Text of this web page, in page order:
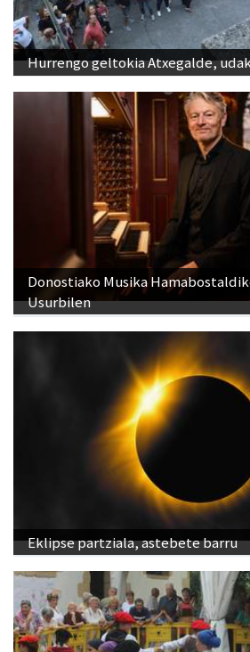
Hurrengo geltokia Atxegalde,
Donostiako Musika
Usurbilen
Eklipse partziala, astebete barru